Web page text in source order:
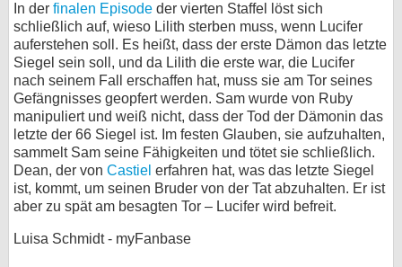
In der finalen Episode der vierten Staffel löst sich
schließlich auf, wieso Lilith sterben muss, wenn Lucifer
auferstehen soll. Es heißt, dass der erste Dämon das letzte
Siegel sein soll, und da Lilith die erste war, die Lucifer
nach seinem Fall erschaffen hat, muss sie am Tor seines
Gefängnisses geopfert werden. Sam wurde von Ruby
manipuliert und weiß nicht, dass der Tod der Dämonin das
letzte der 66 Siegel ist. Im festen Glauben, sie aufzuhalten,
sammelt Sam seine Fähigkeiten und tötet sie schließlich.
Dean, der von Castiel erfahren hat, was das letzte Siegel
ist, kommt, um seinen Bruder von der Tat abzuhalten. Er ist
aber zu spät am besagten Tor – Lucifer wird befreit.
Luisa Schmidt - myFanbase